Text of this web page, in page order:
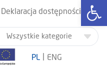
Deklaracja dostępności
PL ENG